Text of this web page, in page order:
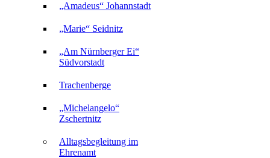
„Amadeus“ Johannstadt
„Marie“ Seidnitz
„Am Nürnberger Ei“
Südvorstadt
Trachenberge
„Michelangelo“
Zschertnitz
Alltagsbegleitung im
Ehrenamt